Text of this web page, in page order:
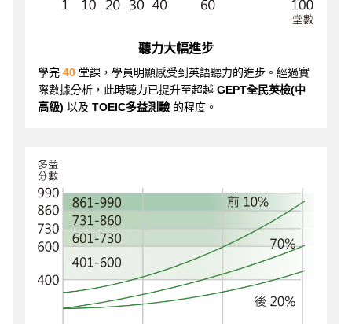
聽力大幅進步
學完 40 堂課，學員明顯感受到英語聽力的進步。經過實
際數據分析，此時聽力已提升至超越 GEPT全民英檢(中
高級) 以及 TOEIC多益測驗 的程度。